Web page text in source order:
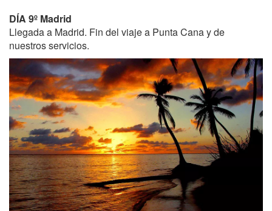
DÍA 9º Madrid
Llegada a Madrid. Fin del viaje a Punta Cana y de
nuestros servicios.